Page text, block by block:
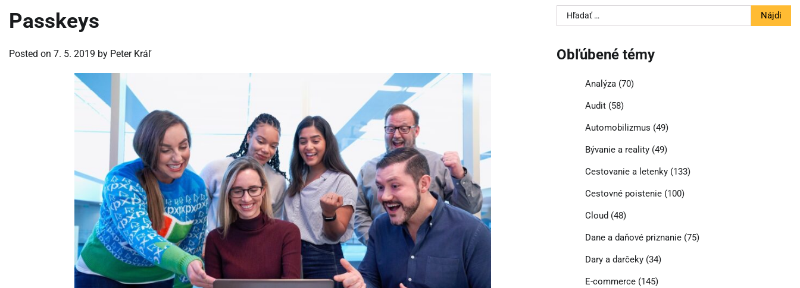
Passkeys
Posted on 7. 5. 2019 by Peter Kráľ
Hľadať:
Obľúbené témy
Analýza(70)
Audit(58)
Automobilizmus (49)
Bývanie a reality(49)
Cestovanie a letenky(133)
Cestovné poistenie(100)
Cloud (48)
Dane a daňové priznanie(75)
Dary a darčeky(34)
E-commerce(145)